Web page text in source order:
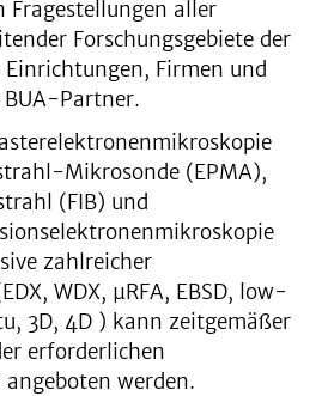
Fragestellungen aller
Forschungsgebiete der
Firmen und
Partner.
Mikrosonde (EPMA),
(FIB) und
zahlreicher
WDX, µRFA, EBSD, low-
3D, 4D ) kann zeitgemäßer
erforderlichen
werden.